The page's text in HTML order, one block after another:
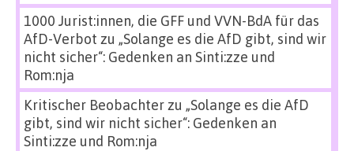
1000 Jurist:innen, die GFF und VVN-BdA für das
AfD-Verbot zu „Solange es die AfD gibt, sind wir
nicht sicher“: Gedenken an Sinti:zze und
Rom:nja
Kritischer Beobachterzu „Solange es die AfD
gibt, sind wir nicht sicher“: Gedenken an
Sinti:zze und Rom:nja